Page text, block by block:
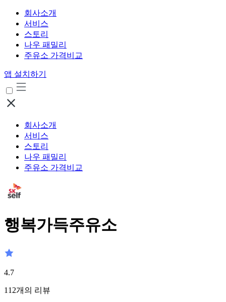
회사소개
서비스
스토리
나우 패밀리
주유소 가격비교
앱 설치하기
회사소개
서비스
스토리
나우 패밀리
주유소 가격비교
행복가득주유소
4.7
112개의 리뷰